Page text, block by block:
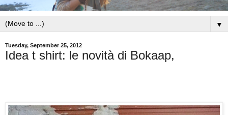
▼
Tuesday, September 25, 2012
Idea t shirt: le novità di Bokaap,